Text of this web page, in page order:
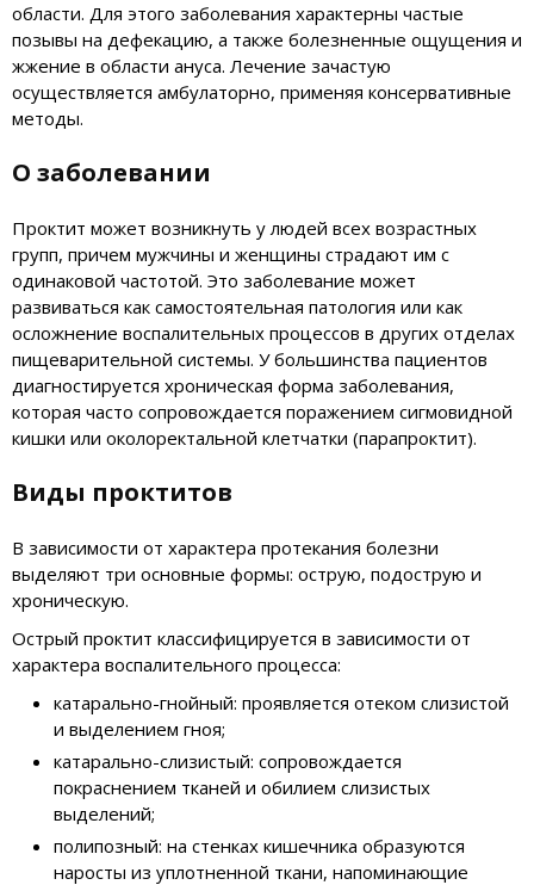
области. Для этого заболевания характерны частые
позывы на дефекацию, а также болезненные ощущения и
жжение в области ануса. Лечение зачастую
осуществляется амбулаторно, применяя консервативные
методы.
О заболевании
Проктит может возникнуть у людей всех возрастных
групп, причем мужчины и женщины страдают им с
одинаковой частотой. Это заболевание может
развиваться как самостоятельная патология или как
осложнение воспалительных процессов в других отделах
пищеварительной системы. У большинства пациентов
диагностируется хроническая форма заболевания,
которая часто сопровождается поражением сигмовидной
кишки или околоректальной клетчатки (парапроктит).
Виды проктитов
В зависимости от характера протекания болезни
выделяют три основные формы: острую, подострую и
хроническую.
Острый проктит классифицируется в зависимости от
характера воспалительного процесса:
катарально-гнойный: проявляется отеком слизистой
и выделением гноя;
катарально-слизистый: сопровождается
покраснением тканей и обилием слизистых
выделений;
полипозный: на стенках кишечника образуются
наросты из уплотненной ткани, напоминающие